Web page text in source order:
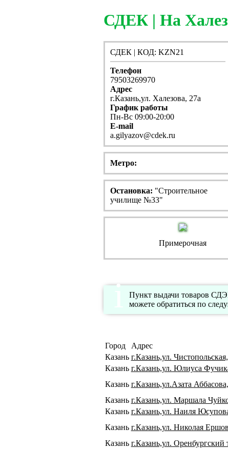
СДЕК | На
СДЕК | КОД: KZN21
Телефон
79503269970
Адрес
г.Казань,ул. Халезова, 27а
График работы
Пн-Вс 09:00-20:00
E-mail
a.gilyazov@cdek.ru
Метро:
Остановка: "Строительное
училище №33"
Примерочная
Пункт выдачи товаров
можете обратиться по
Город Адрес
Казань г.Казань,ул.
Казань г.Казань,ул. Юлиуса
Казань г.Казань,ул.Азата
Казань г.Казань,ул. Маршала
Казань г.Казань,ул. Наиля
Казань г.Казань,ул. Николая
Казань г.Казань,ул.